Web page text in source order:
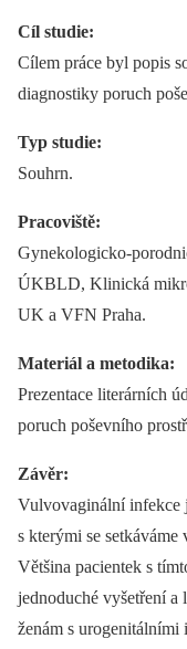
Cíl studie:
Cílem práce byl popis
diagnostiky poruch
Typ studie:
Souhrn.
Pracoviště:
Gynekologicko-
ÚKBLD, Klinická
UK a VFN Praha.
Materiál a metodika:
Prezentace literárních
poruch poševního
Závěr:
Vulvovaginální infekce
s kterými se
Většina pacientek s
jednoduché vyšetření a
ženám s urogenitálními